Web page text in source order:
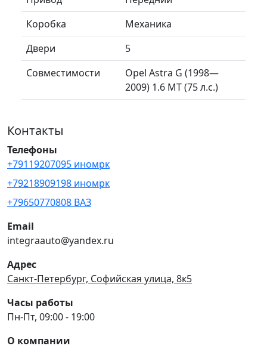
Коробка
Механика
Двери
5
Совместимости
Opel Astra G (1998—
2009) 1.6 MT (75 л.с.)
Контакты
Телефоны
+79119207095 иномрк
+79218909198 иномрк
+79650770808 ВАЗ
Email
integraauto@yandex.ru
Адрес
Санкт-Петербург, Софийская улица, 8к5
Часы работы
Пн-Пт, 09:00 - 19:00
О компании